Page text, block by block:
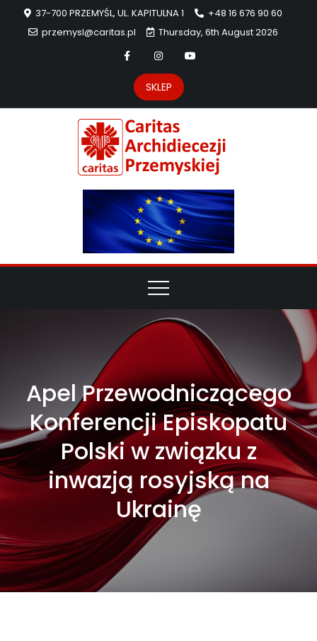
37-700 PRZEMYŚL, UL. KAPITULNA 1
+48 16 676 90 60
przemysl@caritas.pl
Thursday, 6th August 2026
SKLEP
Apel Przewodniczącego
Konferencji Episkopatu
Polski w związku z
inwazją rosyjską na
Ukrainę